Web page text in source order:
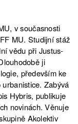
v současnosti
MU. Studijní stáž
vědu při Justus-
ji
především ke
Zabývá
Hybris, publikuje
novinách. Věnuje
Akolektiv